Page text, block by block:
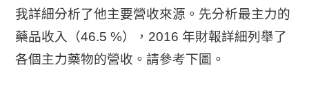
我詳細分析了他主要營收來源。先分析最主力的
藥品收入（46.5 %），2016 年財報詳細列舉了
各個主力藥物的營收。請參考下圖。